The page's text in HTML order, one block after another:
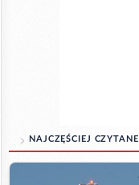
NAJCZĘŚCIEJ CZYTANE